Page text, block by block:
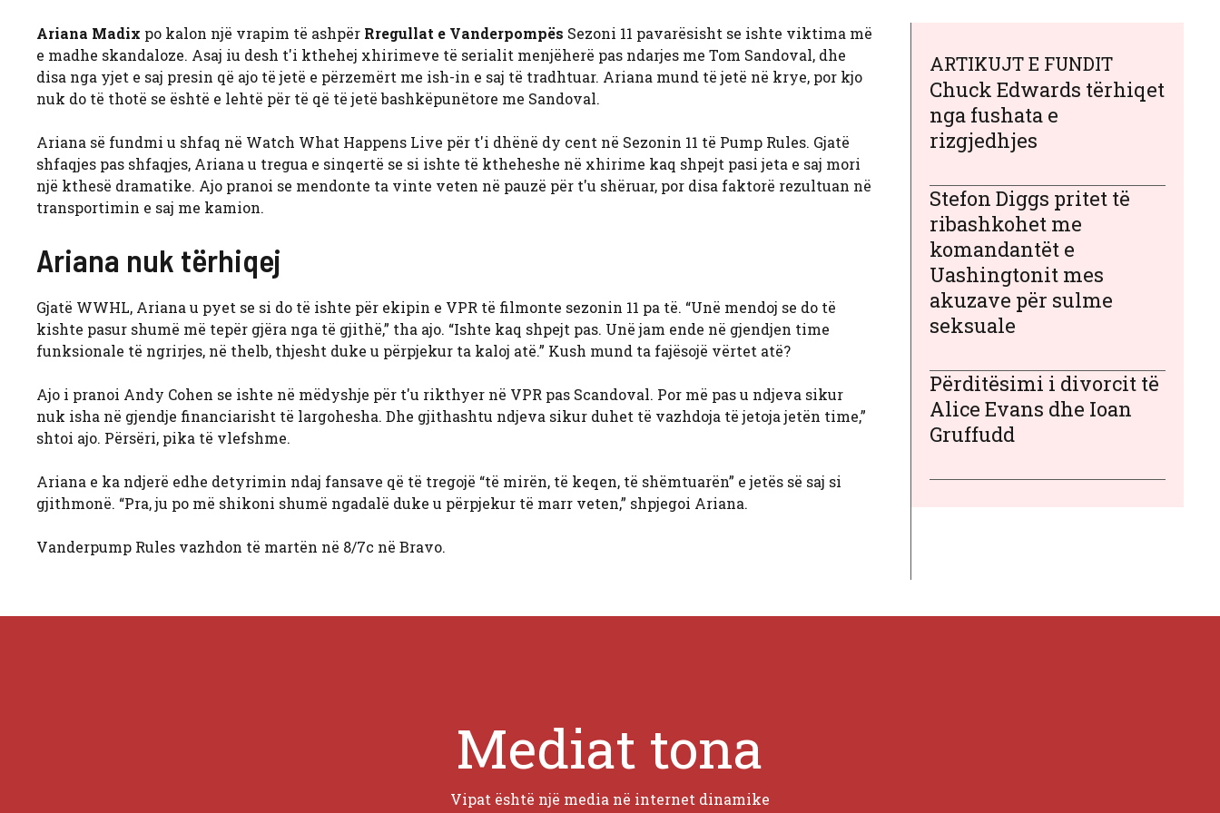
Ariana Madix po kalon një vrapim të ashpër Rregullat e Vanderpompës Sezoni 11 pavarësisht se ishte viktima më
e madhe skandaloze. Asaj iu desh t'i kthehej xhirimeve të serialit menjëherë pas ndarjes me Tom Sandoval, dhe
disa nga yjet e saj presin që ajo të jetë e përzemërt me ish-in e saj të tradhtuar. Ariana mund të jetë në krye, por kjo
nuk do të thotë se është e lehtë për të që të jetë bashkëpunëtore me Sandoval.
Ariana së fundmi u shfaq në Watch What Happens Live për t'i dhënë dy cent në Sezonin 11 të Pump Rules. Gjatë
shfaqjes pas shfaqjes, Ariana u tregua e sinqertë se si ishte të ktheheshe në xhirime kaq shpejt pasi jeta e saj mori
një kthesë dramatike. Ajo pranoi se mendonte ta vinte veten në pauzë për t'u shëruar, por disa faktorë rezultuan në
transportimin e saj me kamion.
Ariana nuk tërhiqej
Gjatë WWHL, Ariana u pyet se si do të ishte për ekipin e VPR të filmonte sezonin 11 pa të. “Unë mendoj se do të
kishte pasur shumë më tepër gjëra nga të gjithë,” tha ajo. “Ishte kaq shpejt pas. Unë jam ende në gjendjen time
funksionale të ngrirjes, në thelb, thjesht duke u përpjekur ta kaloj atë.” Kush mund ta fajësojë vërtet atë?
Ajo i pranoi Andy Cohen se ishte në mëdyshje për t'u rikthyer në VPR pas Scandoval. Por më pas u ndjeva sikur
nuk isha në gjendje financiarisht të largohesha. Dhe gjithashtu ndjeva sikur duhet të vazhdoja të jetoja jetën time,”
shtoi ajo. Përsëri, pika të vlefshme.
Ariana e ka ndjerë edhe detyrimin ndaj fansave që të tregojë “të mirën, të keqen, të shëmtuarën” e jetës së saj si
gjithmonë. “Pra, ju po më shikoni shumë ngadalë duke u përpjekur të marr veten,” shpjegoi Ariana.
Vanderpump Rules vazhdon të martën në 8/7c në Bravo.
ARTIKUJT E FUNDIT
Chuck Edwards tërhiqet
nga fushata e
rizgjedhjes
Stefon Diggs pritet të
ribashkohet me
komandantët e
Uashingtonit mes
akuzave për sulme
seksuale
Përditësimi i divorcit të
Alice Evans dhe Ioan
Gruffudd
Mediat tona
Vipat është një media në internet dinamike